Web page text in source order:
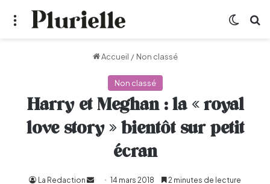
Menu
Accueil / Non classé
Non classé
Harry et Meghan : la « royal
love story » bientôt sur petit
écran
La Redaction
Envoyer14 mars 2018 2 minutes de lecture